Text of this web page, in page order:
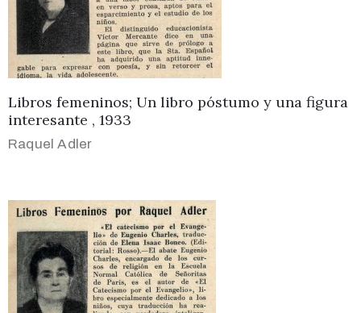
Libros femeninos; Un libro póstumo y una figura
interesante , 1933
Raquel Adler